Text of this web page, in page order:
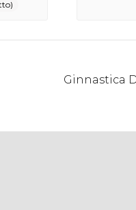
Ginnastica